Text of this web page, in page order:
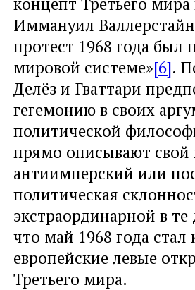
Иммануил
протест 1968 года
мировой системе»[6].
Делёз и Гваттари
гегемонию в своих
политической
прямо описывают свой
антиимперский или
политическая
экстраординарной в
что май 1968 года
европейские левые
Третьего мира.